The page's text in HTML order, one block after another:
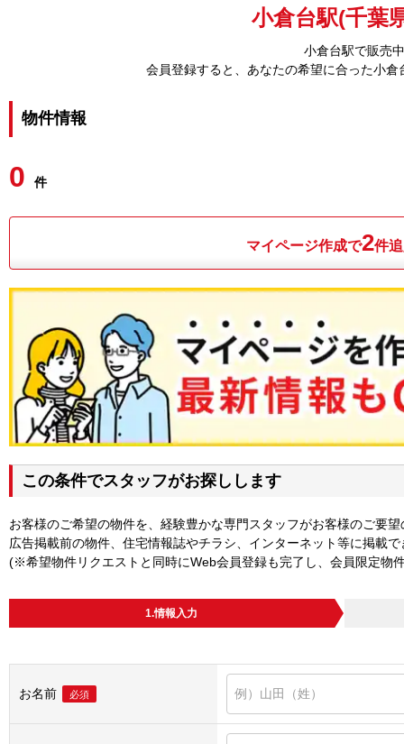
小倉台駅(千葉
小倉台駅で販売
会員登録すると、あなたの希望に合った小
物件情報
0 件
マイページ作成で2件
この条件でスタッフがお探しします
お客様のご希望の物件を、経験豊かな専門スタッフがお客様のご要
広告掲載前の物件、住宅情報誌やチラシ、インターネット等に掲載
(※希望物件リクエストと同時にWeb会員登録も完了し、会員限定物
1.情報入力
お名前 必須